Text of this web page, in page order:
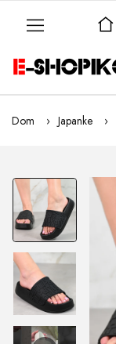
Dom Japanke